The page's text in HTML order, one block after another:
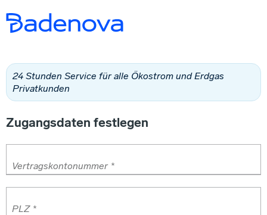
24 Stunden Service für alle Ökostrom und Erdgas
Privatkunden
Zugangsdaten festlegen
Vertragskontonummer *
PLZ *